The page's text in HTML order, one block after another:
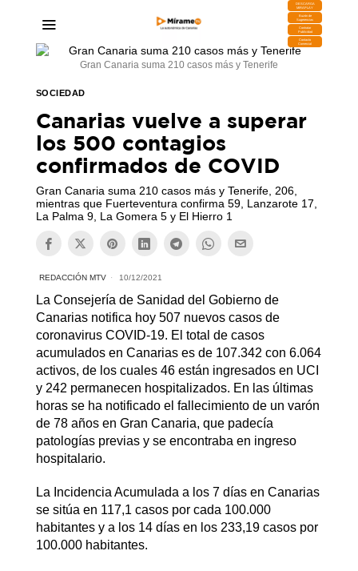
DESCARGA
MIRAPLAY
Buzón de
Sugerencias
Contratar
Publicidad
Contacto
Comercial
Gran Canaria suma 210 casos más y Tenerife
SOCIEDAD
Canarias vuelve a superar
los 500 contagios
confirmados de COVID
Gran Canaria suma 210 casos más y Tenerife, 206,
mientras que Fuerteventura confirma 59, Lanzarote 17,
La Palma 9, La Gomera 5 y El Hierro 1
REDACCIÓN MTV 10/12/2021
La Consejería de Sanidad del Gobierno de
Canarias notifica hoy 507 nuevos casos de
coronavirus COVID-19. El total de casos
acumulados en Canarias es de 107.342 con 6.064
activos, de los cuales 46 están ingresados en UCI
y 242 permanecen hospitalizados. En las últimas
horas se ha notificado el fallecimiento de un varón
de 78 años en Gran Canaria, que padecía
patologías previas y se encontraba en ingreso
hospitalario.
La Incidencia Acumulada a los 7 días en Canarias
se sitúa en 117,1 casos por cada 100.000
habitantes y a los 14 días en los 233,19 casos por
100.000 habitantes.